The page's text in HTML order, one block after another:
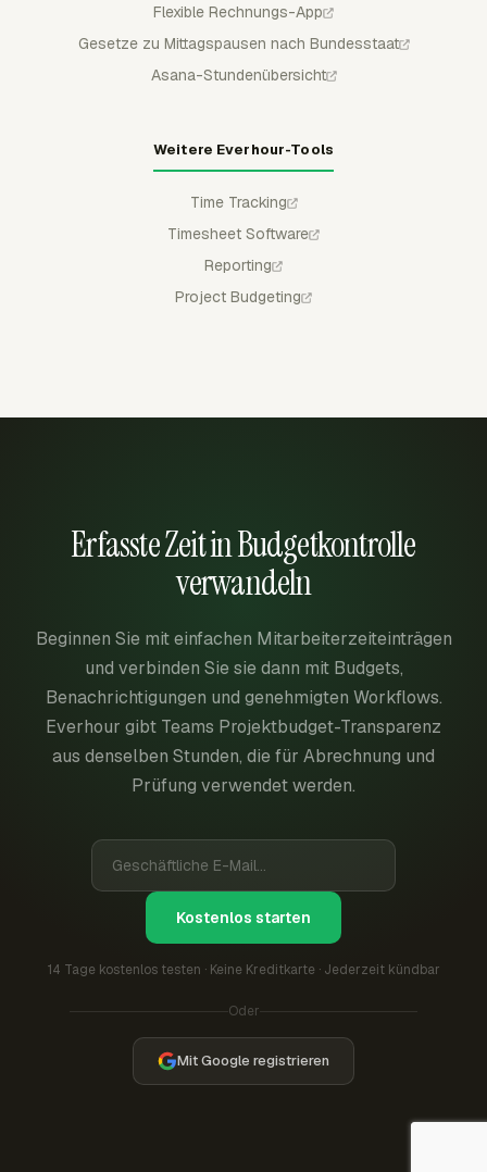
Flexible Rechnungs-App
Gesetze zu Mittagspausen nach Bundesstaat
Asana-Stundenübersicht
Weitere Everhour-Tools
Time Tracking
Timesheet Software
Reporting
Project Budgeting
Erfasste Zeit in Budgetkontrolle
verwandeln
Beginnen Sie mit einfachen Mitarbeiterzeiteinträgen
und verbinden Sie sie dann mit Budgets,
Benachrichtigungen und genehmigten Workflows.
Everhour gibt Teams Projektbudget-Transparenz
aus denselben Stunden, die für Abrechnung und
Prüfung verwendet werden.
Kostenlos starten
14 Tage kostenlos testen · Keine Kreditkarte · Jederzeit kündbar
Oder
Mit Google registrieren